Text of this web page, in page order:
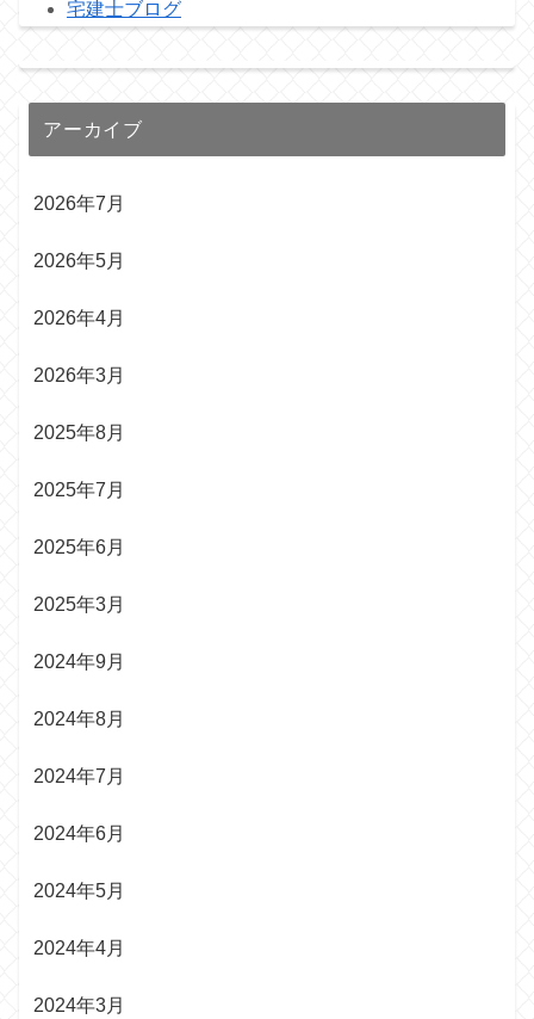
宅建士ブログ
アーカイブ
2026年7月
2026年5月
2026年4月
2026年3月
2025年8月
2025年7月
2025年6月
2025年3月
2024年9月
2024年8月
2024年7月
2024年6月
2024年5月
2024年4月
2024年3月